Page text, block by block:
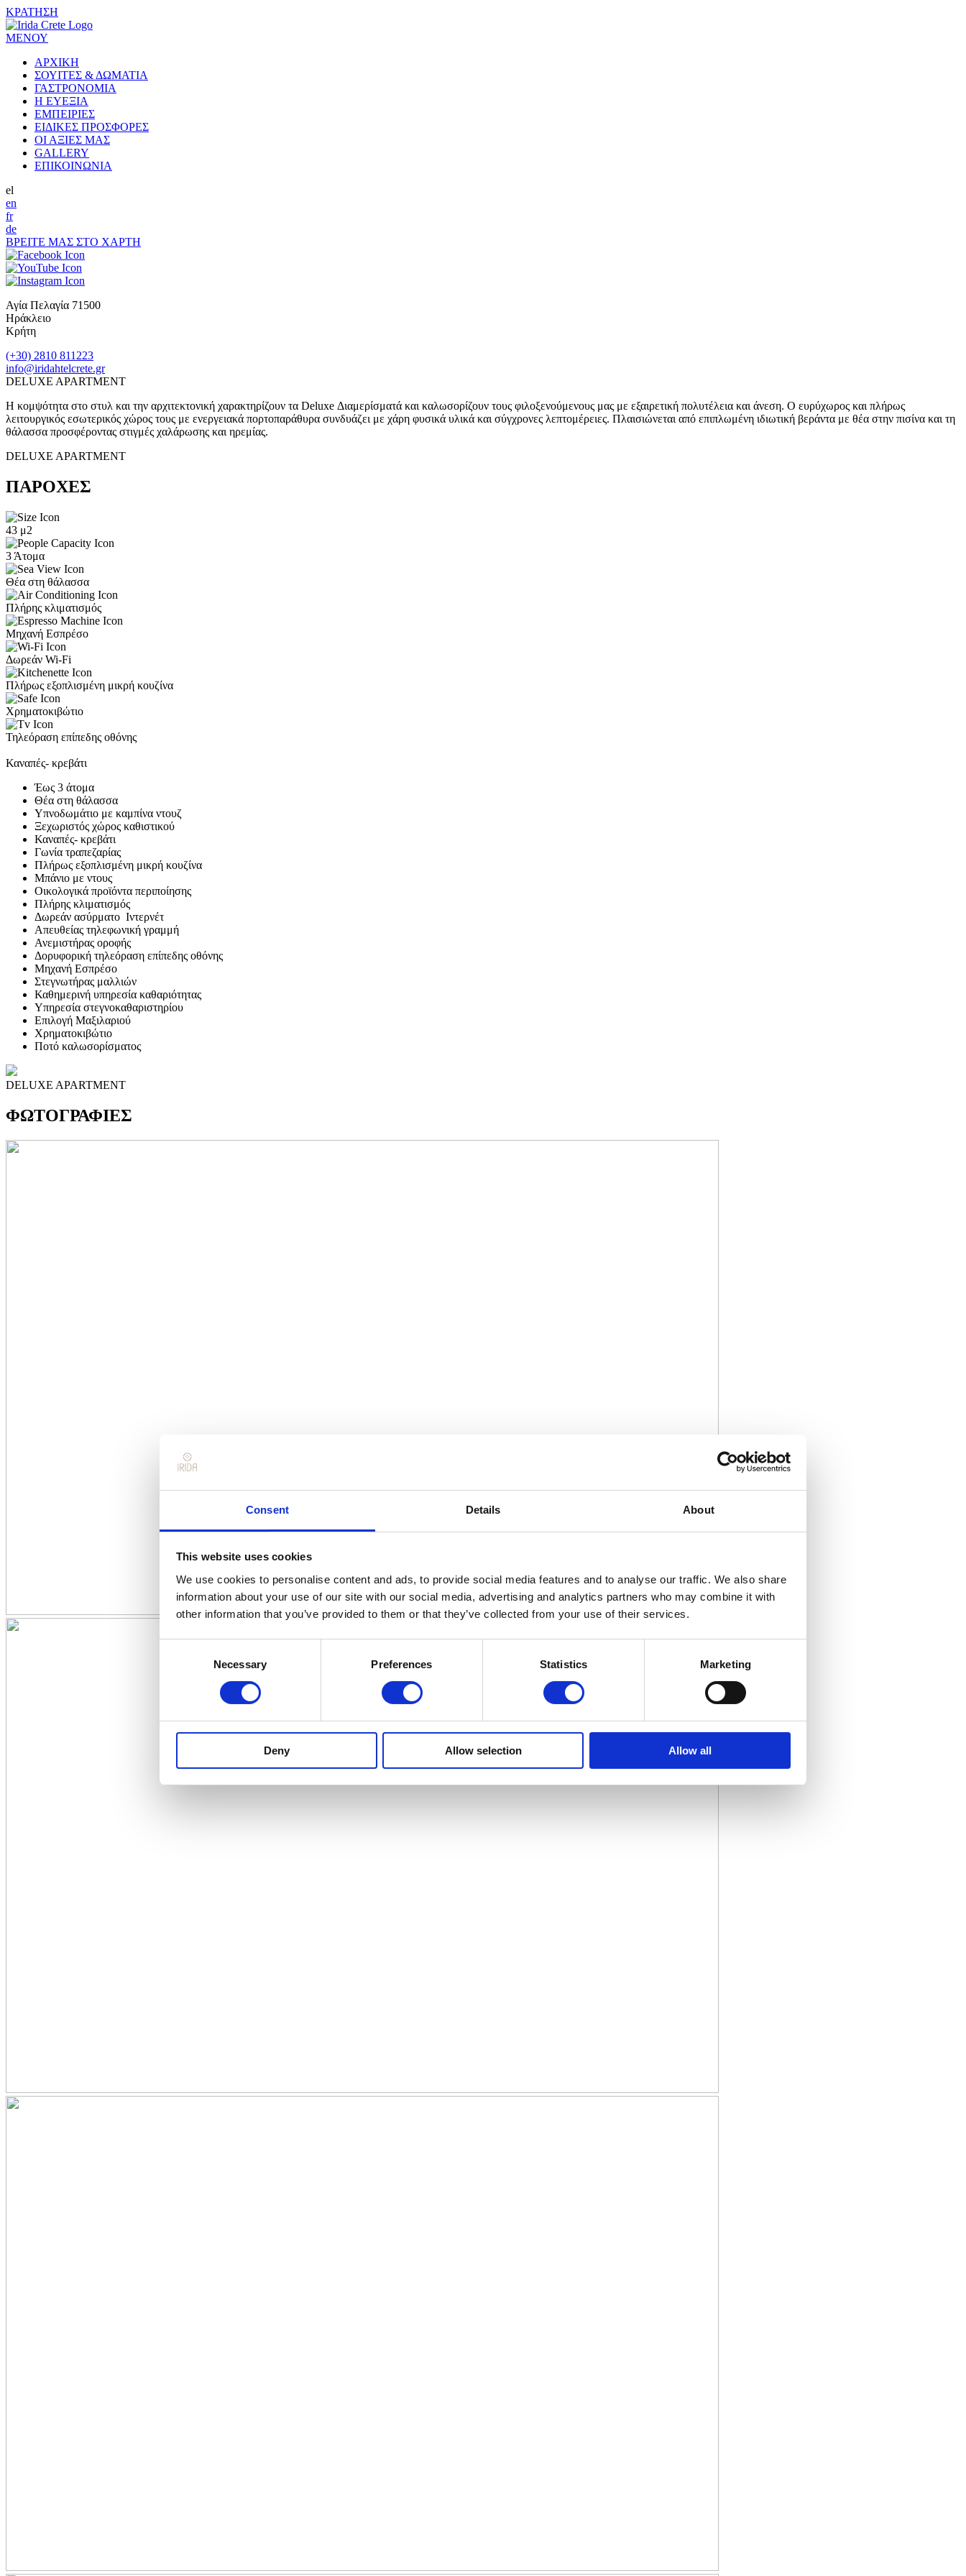
Consent Details About
This website uses cookies
We use cookies to personalise content and ads, to provide social media features and to analyse our traffic. We also share
information about your use of our site with our social media, advertising and analytics partners who may combine it with
other information that you’ve provided to them or that they’ve collected from your use of their services.
Necessary Preferences Statistics Marketing
Deny Allow selection Allow all
ΚΡΑΤΗΣΗ
ΜΕΝΟΥ
ΑΡΧΙΚΗ
ΣΟΥΙΤΕΣ & ΔΩΜΑΤΙΑ
ΓΑΣΤΡΟΝΟΜΙΑ
Η ΕΥΕΞΙΑ
ΕΜΠΕΙΡΙΕΣ
ΕΙΔΙΚΕΣ ΠΡΟΣΦΟΡΕΣ
ΟΙ ΑΞΙΕΣ ΜΑΣ
GALLERY
ΕΠΙΚΟΙΝΩΝΙΑ
el
en
fr
de
ΒΡΕΙΤΕ ΜΑΣ ΣΤΟ ΧΑΡΤΗ
Αγία Πελαγία 71500
Ηράκλειο
Κρήτη
(+30) 2810 811223
info@iridahtelcrete.gr
DELUXE APARTMENT
Η κομψότητα στο στυλ και την αρχιτεκτονική χαρακτηρίζουν τα Deluxe Διαμερίσματά και καλωσορίζουν τους φιλοξενούμενους μας με εξαιρετική πολυτέλεια και άνεση. Ο ευρύχωρος και πλήρως
λειτουργικός εσωτερικός χώρος τους με ενεργειακά πορτοπαράθυρα συνδυάζει με χάρη φυσικά υλικά και σύγχρονες λεπτομέρειες. Πλαισιώνεται από επιπλωμένη ιδιωτική βεράντα με θέα στην πισίνα και τη
θάλασσα προσφέροντας στιγμές χαλάρωσης και ηρεμίας.
DELUXE APARTMENT
ΠΑΡΟΧΕΣ
43 μ2
3 Άτομα
Θέα στη θάλασσα
Πλήρης κλιματισμός
Μηχανή Εσπρέσο
Δωρεάν Wi-Fi
Πλήρως εξοπλισμένη μικρή κουζίνα
Χρηματοκιβώτιο
Τηλεόραση επίπεδης οθόνης
Καναπές- κρεβάτι
Έως 3 άτομα
Θέα στη θάλασσα
Υπνοδωμάτιο με καμπίνα ντουζ
Ξεχωριστός χώρος καθιστικού
Καναπές- κρεβάτι
Γωνία τραπεζαρίας
Πλήρως εξοπλισμένη μικρή κουζίνα
Μπάνιο με ντους
Οικολογικά προϊόντα περιποίησης
Πλήρης κλιματισμός
Δωρεάν ασύρματο Ιντερνέτ
Απευθείας τηλεφωνική γραμμή
Ανεμιστήρας οροφής
Δορυφορική τηλεόραση επίπεδης οθόνης
Μηχανή Εσπρέσο
Στεγνωτήρας μαλλιών
Καθημερινή υπηρεσία καθαριότητας
Υπηρεσία στεγνοκαθαριστηρίου
Επιλογή Μαξιλαριού
Χρηματοκιβώτιο
Ποτό καλωσορίσματος
DELUXE APARTMENT
ΦΩΤΟΓΡΑΦΙΕΣ